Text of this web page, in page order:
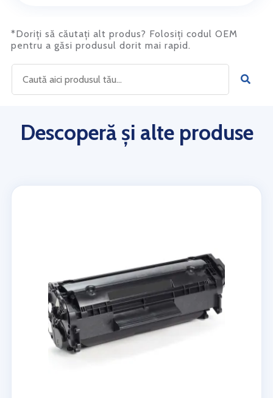
*Doriți să căutați alt produs? Folosiți codul OEM
pentru a găsi produsul dorit mai rapid.
Descoperă și alte produse